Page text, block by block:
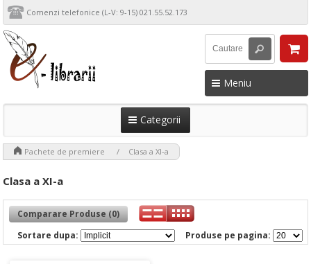
Comenzi telefonice (L-V: 9-15) 021.55.52.173
Meniu
Categorii
Pachete de premiere Clasa a XI-a
Clasa a XI-a
Comparare Produse (0)
Produse pe pagina:
Sortare dupa: